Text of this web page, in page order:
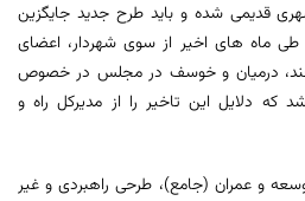
قدیمی شده و باید طرح جدید جایگزین
ماه های اخیر از سوی شهردار، اعضای
درمیان و خوسف در مجلس در خصوص
که دلایل این تاخیر را از مدیرکل راه و
و عمران (جامع)، طرحی راهبردی و غیر